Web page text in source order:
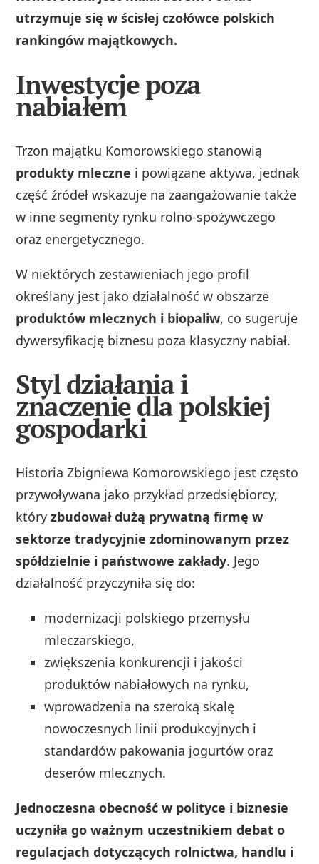
utrzymuje się w ścisłej czołówce polskich
rankingów majątkowych.
Inwestycje poza
nabiałem
Trzon majątku Komorowskiego stanowią
produkty mleczne i powiązane aktywa, jednak
część źródeł wskazuje na zaangażowanie także
w inne segmenty rynku rolno‑spożywczego
oraz energetycznego.
W niektórych zestawieniach jego profil
określany jest jako działalność w obszarze
produktów mlecznych i biopaliw, co sugeruje
dywersyfikację biznesu poza klasyczny nabiał.
Styl działania i
znaczenie dla polskiej
gospodarki
Historia Zbigniewa Komorowskiego jest często
przywoływana jako przykład przedsiębiorcy,
któryzbudował dużą prywatną firmę w
sektorze tradycyjnie zdominowanym przez
spółdzielnie i państwowe zakłady. Jego
działalność przyczyniła się do:
modernizacji polskiego przemysłu
mleczarskiego,
zwiększenia konkurencji i jakości
produktów nabiałowych na rynku,
wprowadzenia na szeroką skalę
nowoczesnych linii produkcyjnych i
standardów pakowania jogurtów oraz
deserów mlecznych.
Jednoczesna obecność w polityce i biznesie
uczyniła go ważnym uczestnikiem debat o
regulacjach dotyczących rolnictwa, handlu i